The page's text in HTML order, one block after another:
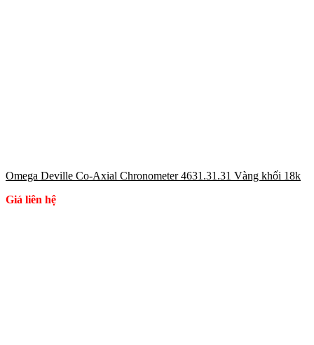
Omega Deville Co-Axial Chronometer 4631.31.31 Vàng khối 18k
Giá liên hệ